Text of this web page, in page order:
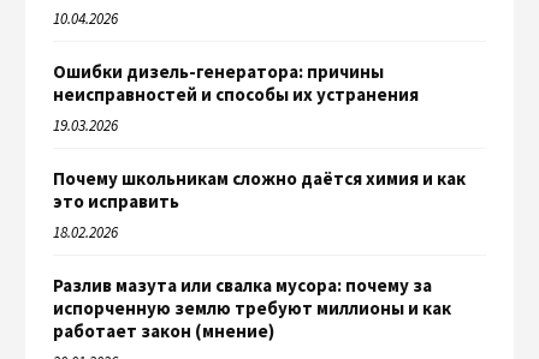
10.04.2026
Ошибки дизель-генератора: причины
неисправностей и способы их устранения
19.03.2026
Почему школьникам сложно даётся химия и как
это исправить
18.02.2026
Разлив мазута или свалка мусора: почему за
испорченную землю требуют миллионы и как
работает закон (мнение)